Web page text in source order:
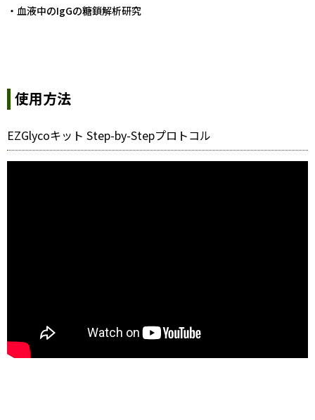
・血液中のIgGの糖鎖解析研究
使用方法
EZGlycoキット Step-by-Stepプロトコル